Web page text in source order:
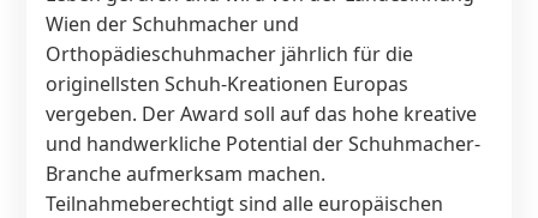
Wien der Schuhmacher und
Orthopädieschuhmacher jährlich für die
originellsten Schuh-Kreationen Europas
vergeben. Der Award soll auf das hohe kreative
und handwerkliche Potential der Schuhmacher-
Branche aufmerksam machen.
Teilnahmeberechtigt sind alle europäischen